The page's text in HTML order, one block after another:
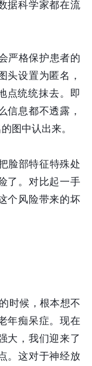
据科学家都在流
严格保护患者的
头设置为匿名，
点统统抹去。即
信息都不透露，
图中认出来。
脸部特征特殊处
了。对比起一手
个风险带来的坏
时候，根本想不
年痴呆症。现在
大，我们迎来了
。这对于神经放